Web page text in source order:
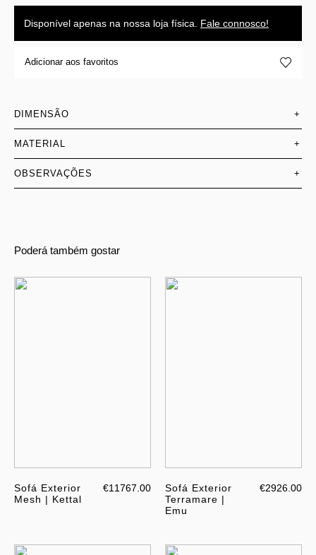
Disponível apenas na nossa loja física. Fale connosco!
Adicionar aos favoritos
DIMENSÃO +
MATERIAL +
OBSERVAÇÕES +
Poderá também gostar
Sofá Exterior
Mesh | Kettal
€11767.00
Sofá Exterior
Terramare |
Emu
€2926.00